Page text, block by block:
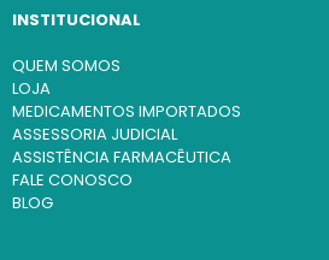
INSTITUCIONAL
QUEM SOMOS
LOJA
MEDICAMENTOS IMPORTADOS
ASSESSORIA JUDICIAL
ASSISTÊNCIA FARMACÊUTICA
FALE CONOSCO
BLOG